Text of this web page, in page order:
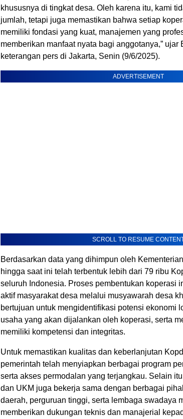
khususnya di tingkat desa. Oleh karena itu, kami
jumlah, tetapi juga memastikan bahwa setiap
memiliki fondasi yang kuat, manajemen yang
memberikan manfaat nyata bagi anggotanya,” ujar
keterangan pers di Jakarta, Senin (9/6/2025).
ADVERTISEMENT
SCROLL TO RESUME
Berdasarkan data yang dihimpun oleh
hingga saat ini telah terbentuk lebih dari 79 ribu
seluruh Indonesia. Proses pembentukan koperasi
aktif masyarakat desa melalui musyawarah desa
bertujuan untuk mengidentifikasi potensi ekonomi
usaha yang akan dijalankan oleh koperasi, serta
memiliki kompetensi dan integritas.
Untuk memastikan kualitas dan keberlanjutan
pemerintah telah menyiapkan berbagai program
serta akses permodalan yang terjangkau. Selain
dan UKM juga bekerja sama dengan berbagai
daerah, perguruan tinggi, serta lembaga swadaya
memberikan dukungan teknis dan manajerial